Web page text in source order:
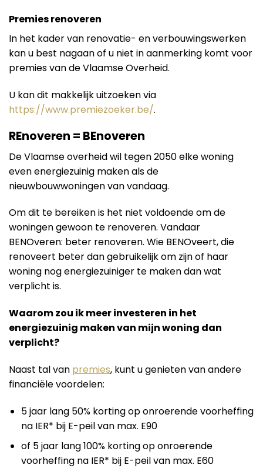
Premies renoveren
In het kader van renovatie- en verbouwingswerken
kan u best nagaan of u niet in aanmerking komt voor
premies van de Vlaamse Overheid.
U kan dit makkelijk uitzoeken via
https://www.premiezoeker.be/.
REnoveren = BEnoveren
De Vlaamse overheid wil tegen 2050 elke woning
even energiezuinig maken als de
nieuwbouwwoningen van vandaag.
Om dit te bereiken is het niet voldoende om de
woningen gewoon te renoveren. Vandaar
BENOveren: beter renoveren. Wie BENOveert, die
renoveert beter dan gebruikelijk om zijn of haar
woning nog energiezuiniger te maken dan wat
verplicht is.
Waarom zou ik meer investeren in het
energiezuinig maken van mijn woning dan
verplicht?
Naast tal van premies, kunt u genieten van andere
financiële voordelen:
5 jaar lang 50% korting op onroerende voorheffing
na IER* bij E-peil van max. E90
of 5 jaar lang 100% korting op onroerende
voorheffing na IER* bij E-peil van max. E60